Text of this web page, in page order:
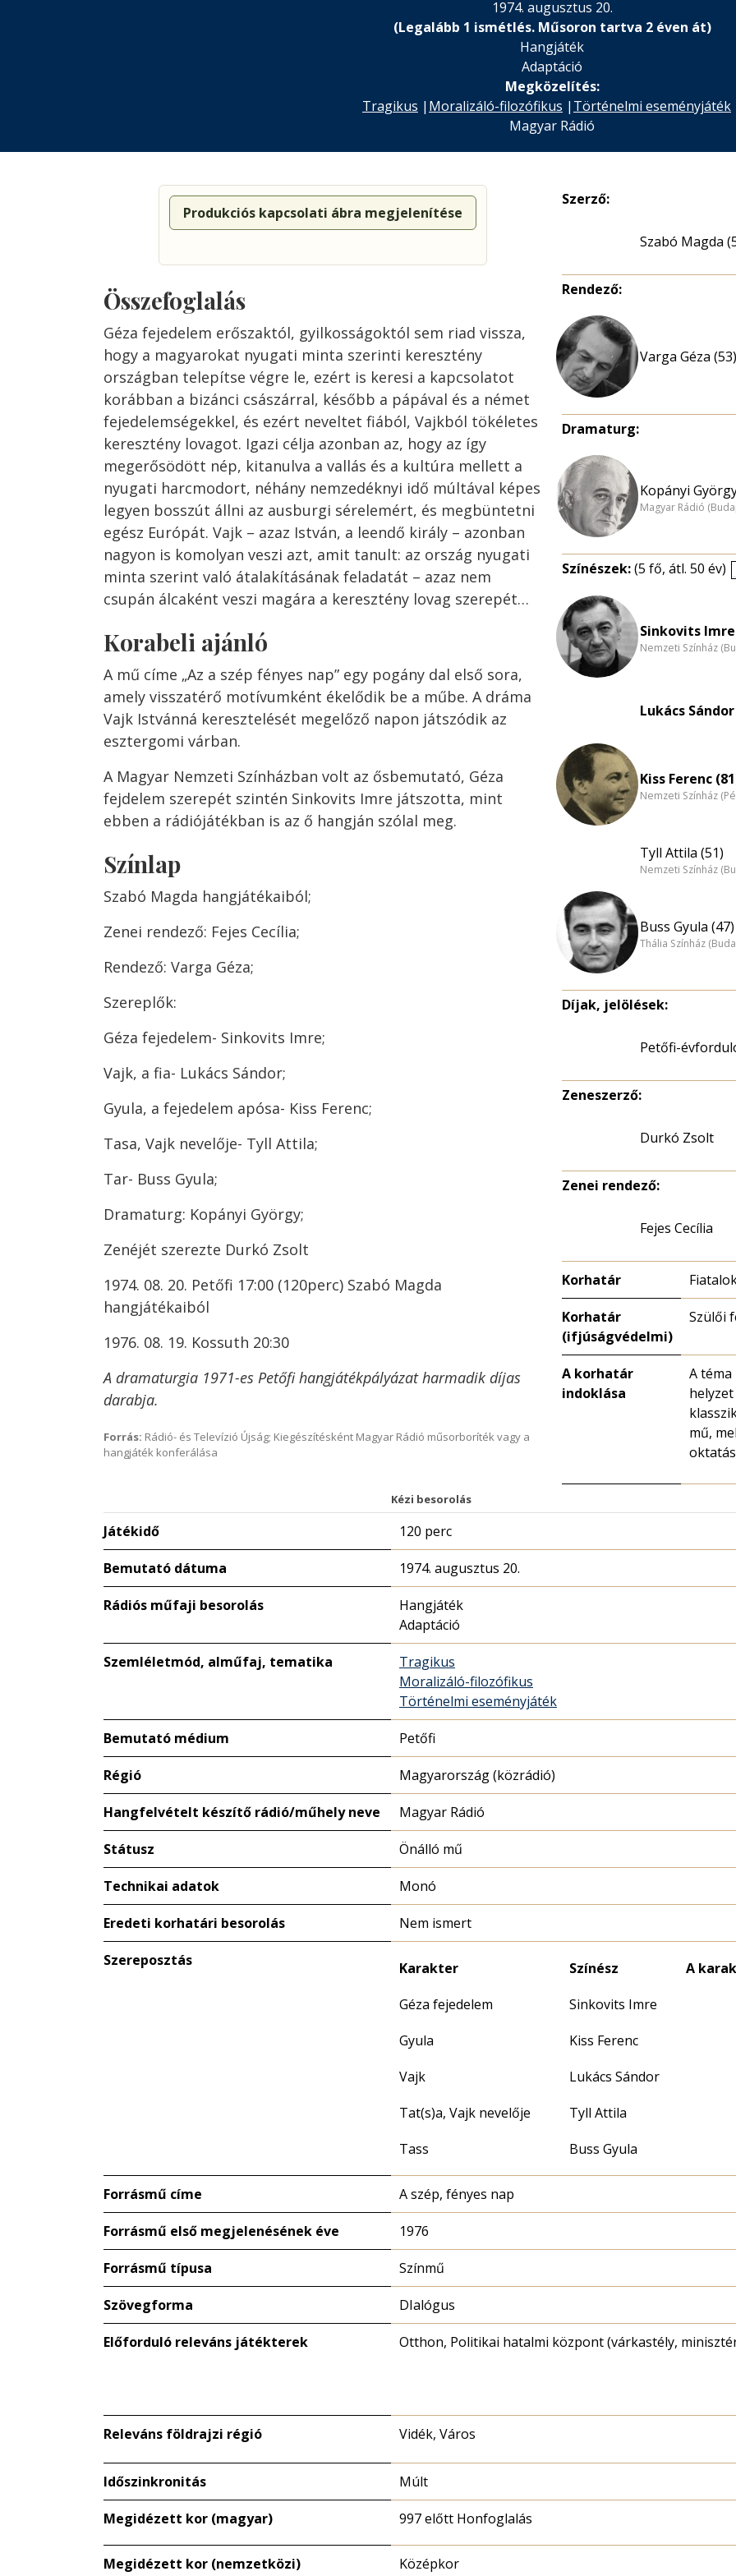
1974. augusztus 20.
(Legalább 1 ismétlés. Műsoron tartva 2 éven át)
Hangjáték
Adaptáció
Megközelítés:
Tragikus | Moralizáló-filozófikus | Történelmi eseményjáték
Magyar Rádió
Produkciós kapcsolati ábra megjelenítése
Összefoglalás
Géza fejedelem erőszaktól, gyilkosságoktól sem riad vissza,
hogy a magyarokat nyugati minta szerinti keresztény
országban telepítse végre le, ezért is keresi a kapcsolatot
korábban a bizánci császárral, később a pápával és a német
fejedelemségekkel, és ezért neveltet fiából, Vajkból tökéletes
keresztény lovagot. Igazi célja azonban az, hogy az így
megerősödött nép, kitanulva a vallás és a kultúra mellett a
nyugati harcmodort, néhány nemzedéknyi idő múltával képes
legyen bosszút állni az ausburgi sérelemért, és megbüntetni
egész Európát. Vajk – azaz István, a leendő király – azonban
nagyon is komolyan veszi azt, amit tanult: az ország nyugati
minta szerint való átalakításának feladatát – azaz nem
csupán álcaként veszi magára a keresztény lovag szerepét…
Korabeli ajánló
A mű címe „Az a szép fényes nap” egy pogány dal első sora,
amely visszatérő motívumként ékelődik be a műbe. A dráma
Vajk Istvánná keresztelését megelőző napon játszódik az
esztergomi várban.
A Magyar Nemzeti Színházban volt az ősbemutató, Géza
fejdelem szerepét szintén Sinkovits Imre játszotta, mint
ebben a rádiójátékban is az ő hangján szólal meg.
Színlap
Szabó Magda hangjátékaiból;
Zenei rendező: Fejes Cecília;
Rendező: Varga Géza;
Szereplők:
Géza fejedelem- Sinkovits Imre;
Vajk, a fia- Lukács Sándor;
Gyula, a fejedelem apósa- Kiss Ferenc;
Tasa, Vajk nevelője- Tyll Attila;
Tar- Buss Gyula;
Dramaturg: Kopányi György;
Zenéjét szerezte Durkó Zsolt
1974. 08. 20. Petőfi 17:00 (120perc) Szabó Magda
hangjátékaiból
1976. 08. 19. Kossuth 20:30
A dramaturgia 1971-es Petőfi hangjátékpályázat harmadik díjas
darabja.
Forrás: Rádió- és Televízió Újság; Kiegészítésként Magyar Rádió műsorboríték vagy a
hangjáték konferálása
Szerző:
Szabó Magda
Rendező:
Varga Géza (53)
Dramaturg:
Kopányi
Magyar Rádió
Színészek:(5 fő, átl. 50 év)
Sinkovits
Nemzeti Színház
Lukács
Kiss Ferenc
Nemzeti Színház
Tyll Attila (51)
Nemzeti Színház
Buss Gyula (47)
Thália Színház
Díjak, jelölések:
Petőfi-
Zeneszerző:
Durkó Zsolt
Zenei rendező:
Fejes Cecília
Korhatár
Korhatár
(ifjúságvédelmi)
Szülői
A korhatár
indoklása
A
mű,
Kézi besorolás
Játékidő 120 perc
Bemutató dátuma 1974. augusztus 20.
Rádiós műfaji besorolás
Hangjáték
Adaptáció
Szemléletmód, alműfaj, tematika
Tragikus
Moralizáló-filozófikus
Történelmi eseményjáték
Bemutató médium Petőfi
Régió Magyarország (közrádió)
Hangfelvételt készítő rádió/műhely neve Magyar Rádió
Státusz Önálló mű
Technikai adatok Monó
Eredeti korhatári besorolás Nem ismert
Szereposztás Karakter Színész
A
Géza fejedelem
Sinkovits Imre
Gyula
Kiss Ferenc
Vajk
Lukács Sándor
Tat(s)a, Vajk nevelője
Tyll Attila
Tass
Buss Gyula
Forrásmű címe A szép, fényes nap
Forrásmű első megjelenésének éve 1976
Forrásmű típusa Színmű
Szövegforma DIalógus
Előforduló releváns játékterek Otthon, Politikai hatalmi központ (várkastély,
Releváns földrajzi régió Vidék, Város
Időszinkronitás Múlt
Megidézett kor (magyar) 997 előtt Honfoglalás
Megidézett kor (nemzetközi) Középkor